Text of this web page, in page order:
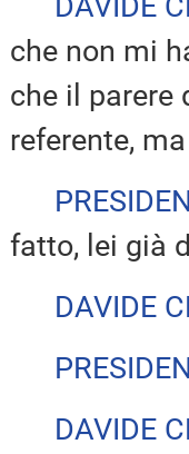
che non mi
che il parere
referente,
fatto, lei già
DAVIDE
DAVIDE